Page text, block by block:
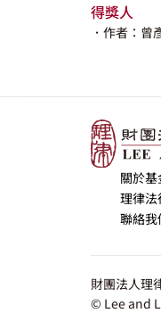
得獎人
．作者：曾
關於
理律
聯絡我
財團法人理
© Lee and